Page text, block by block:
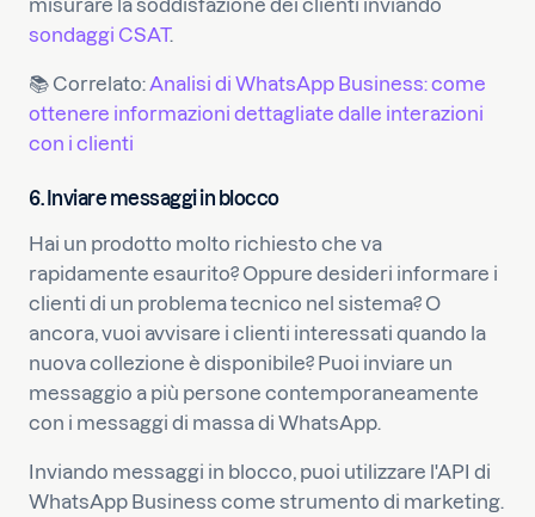
misurare la soddisfazione dei clienti inviando
sondaggi CSAT.
📚 Correlato: Analisi di WhatsApp Business: come
ottenere informazioni dettagliate dalle interazioni
con i clienti
6. Inviare messaggi in blocco
Hai un prodotto molto richiesto che va
rapidamente esaurito? Oppure desideri informare i
clienti di un problema tecnico nel sistema? O
ancora, vuoi avvisare i clienti interessati quando la
nuova collezione è disponibile? Puoi inviare un
messaggio a più persone contemporaneamente
con i messaggi di massa di WhatsApp.
Inviando messaggi in blocco, puoi utilizzare l'API di
WhatsApp Business come strumento di marketing.